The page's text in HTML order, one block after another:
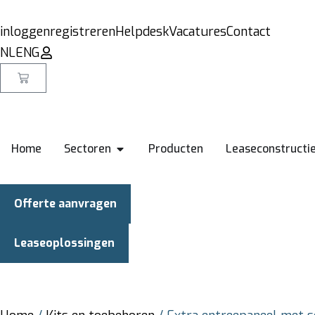
inloggenregistrerenHelpdeskVacaturesContact
NLENG
Home Sectoren Producten
Offerte aanvragen
Leaseoplossingen